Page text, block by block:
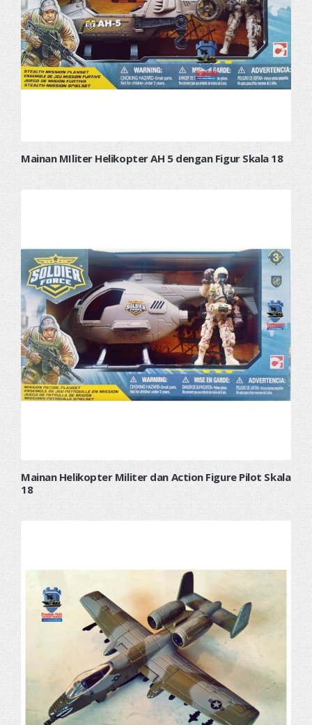
Mainan MIliter Helikopter AH 5 dengan Figur Skala 18
Mainan Helikopter Militer dan Action Figure Pilot Skala
18